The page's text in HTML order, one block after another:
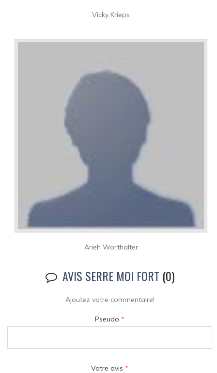
Vicky Krieps
Arieh Worthalter
AVIS SERRE MOI FORT (0)
Ajoutez votre commentaire!
Pseudo *
Votre avis *